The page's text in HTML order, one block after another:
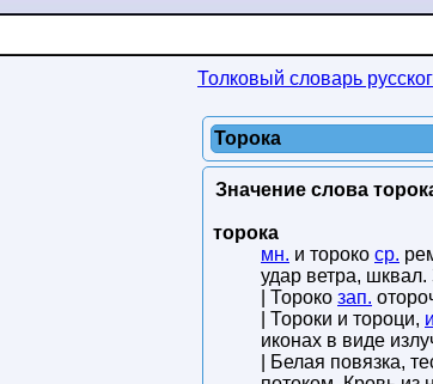
Толковый словарь
Торока
Значение слова
торока
мн. и тороко ср.
удар ветра,
| Тороко зап.
| Тороки и тороци,
иконах в виде
| Белая повязка,